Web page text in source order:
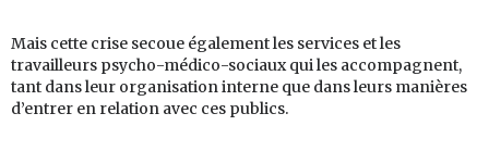
Mais cette crise secoue également les services et les
travailleurs psycho-médico-sociaux qui les accompagnent,
tant dans leur organisation interne que dans leurs manières
d’entrer en relation avec ces publics.